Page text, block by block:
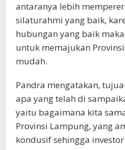
antaranya lebih
silaturahmi yang baik,
hubungan yang baik
untuk memajukan
mudah.
Pandra mengatakan,
apa yang telah di
yaitu bagaimana kita
Provinsi Lampung, yang
kondusif sehingga